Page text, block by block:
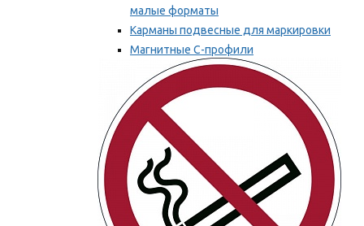
малые форматы
Карманы подвесные для маркировки
Магнитные С-профили
Напольная маркировка
Мы рекомендуем